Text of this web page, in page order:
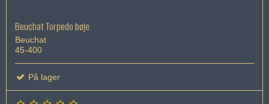
Beuchat Torpedo bøje
Beuchat
45-400
På lager